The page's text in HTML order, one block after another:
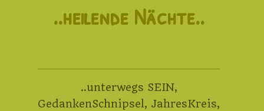
..heilende Nächte..
..unterwegs SEIN,
GedankenSchnipsel , JahresKreis,